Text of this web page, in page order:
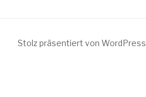
Stolz präsentiert von WordPress